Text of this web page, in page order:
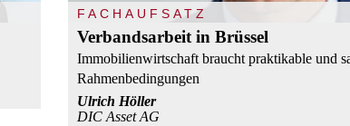
FACHAUFSATZ
Verbandsarbeit in Brüssel
Immobilienwirtschaft braucht praktikable und
Rahmenbedingungen
Ulrich Höller
DIC Asset AG